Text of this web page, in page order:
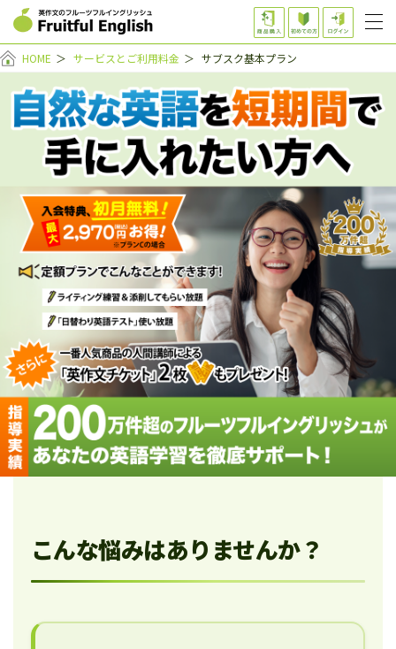
HOME ＞ サービスとご利用料金 ＞ サブスク基本プラン
こんな悩みはありませんか？